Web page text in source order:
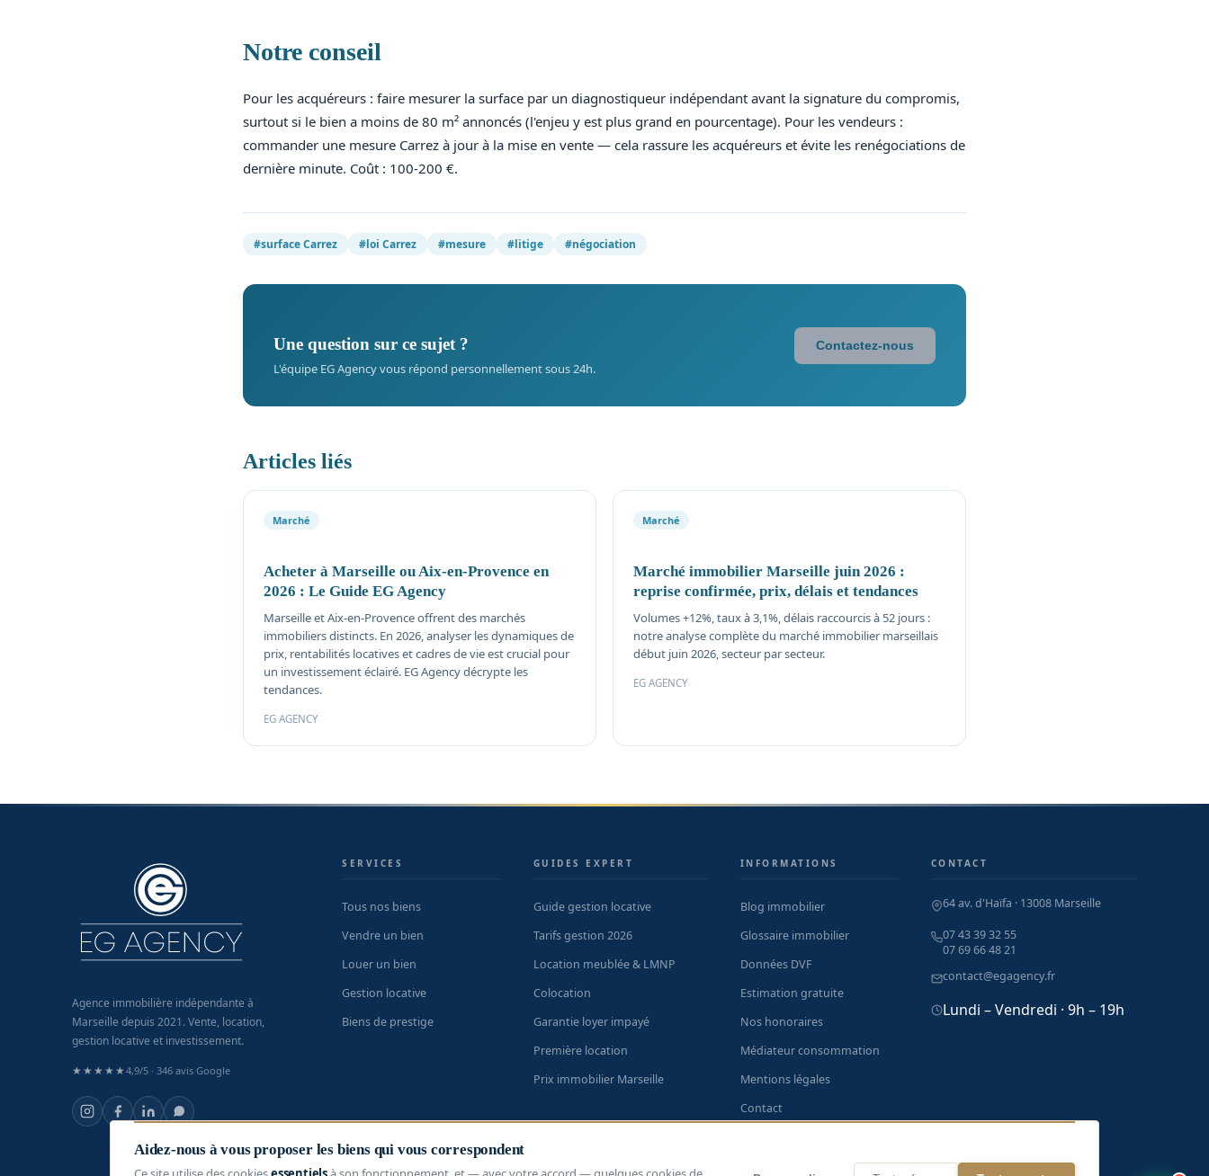
Notre conseil
Pour les acquéreurs : faire mesurer la surface par un diagnostiqueur indépendant avant la signature du compromis,
surtout si le bien a moins de 80 m² annoncés (l'enjeu y est plus grand en pourcentage). Pour les vendeurs :
commander une mesure Carrez à jour à la mise en vente — cela rassure les acquéreurs et évite les renégociations de
dernière minute. Coût : 100-200 €.
#surface Carrez #loi Carrez #mesure #litige #négociation
Une question sur ce sujet ?
L'équipe EG Agency vous répond personnellement sous 24h.
Contactez-nous
Articles liés
Marché
Acheter à Marseille ou Aix-en-Provence en
2026 : Le Guide EG Agency
Marseille et Aix-en-Provence offrent des marchés
immobiliers distincts. En 2026, analyser les dynamiques de
prix, rentabilités locatives et cadres de vie est crucial pour
un investissement éclairé. EG Agency décrypte les
tendances.
EG AGENCY
Marché
Marché immobilier Marseille juin 2026 :
reprise confirmée, prix, délais et tendances
Volumes +12%, taux à 3,1%, délais raccourcis à 52 jours :
notre analyse complète du marché immobilier marseillais
début juin 2026, secteur par secteur.
EG AGENCY
Agence immobilière indépendante à
Marseille depuis 2021. Vente, location,
gestion locative et investissement.
★★★★★4,9/5 · 346 avis Google
SERVICES
Tous nos biens
Vendre un bien
Louer un bien
Gestion locative
Biens de prestige
GUIDES EXPERT
Guide gestion locative
Tarifs gestion 2026
Location meublée & LMNP
Colocation
Garantie loyer impayé
Première location
Prix immobilier Marseille
INFORMATIONS
Blog immobilier
Glossaire immobilier
Données DVF
Estimation gratuite
Nos honoraires
Médiateur consommation
Mentions légales
Contact
CONTACT
64 av. d'Haïfa · 13008 Marseille
07 43 39 32 55
07 69 66 48 21
contact@egagency.fr
Lundi – Vendredi · 9h – 19h
Aidez-nous à vous proposer les biens qui vous correspondent